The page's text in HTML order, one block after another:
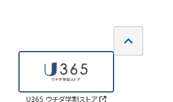
U365 ウチダ学割ストア